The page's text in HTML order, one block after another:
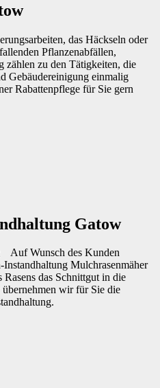
das Häckseln oder
Pflanzenabfällen,
zählen zu den Tätigkeiten, die
Gebäudereinigung einmalig
Rabattenpflege für Sie gern
Gatow
Auf Wunsch des Kunden
Mulchrasenmäher
das Schnittgut in die
übernehmen wir für Sie die